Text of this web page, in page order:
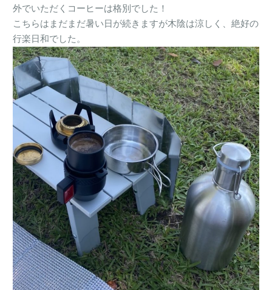
外でいただくコーヒーは格別でした！
こちらはまだまだ暑い日が続きますが木陰は涼しく、絶好の
行楽日和でした。